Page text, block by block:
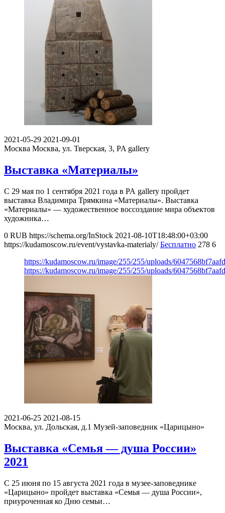
2021-05-29 2021-09-01
Москва Москва, ул. Тверская, 3, PA gallery
Выставка «Материалы»
С 29 мая по 1 сентября 2021 года в PA gallery пройдет
выставка Владимира Трямкина «Материалы». Выставка
«Материалы» — художественное воссоздание мира объектов
художника…
0 RUB https://schema.org/InStock 2021-08-10T18:48:00+03:00
https://kudamoscow.ru/event/vystavka-materialy/ Бесплатно 278 6
https://kudamoscow.ru/image/255/255/uploads/
https://kudamoscow.ru/image/255/255/uploads/
2021-06-25 2021-08-15
Москва, ул. Дольская, д.1 Музей-заповедник «Царицыно»
Выставка «Семья — душа России»
2021
С 25 июня по 15 августа 2021 года в музее-заповеднике
«Царицыно» пройдет выставка «Семья — душа России»,
приуроченная ко Дню семьи…